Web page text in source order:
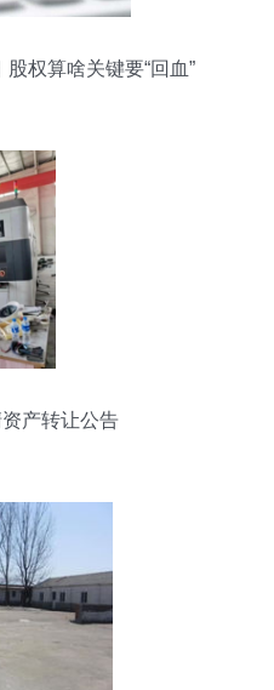
权算啥关键要“回血”
产转让公告